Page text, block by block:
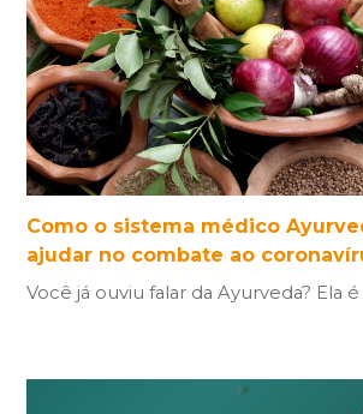
Como o sistema médico
ajudar no combate ao
Você já ouviu falar da Ayurveda? Ela